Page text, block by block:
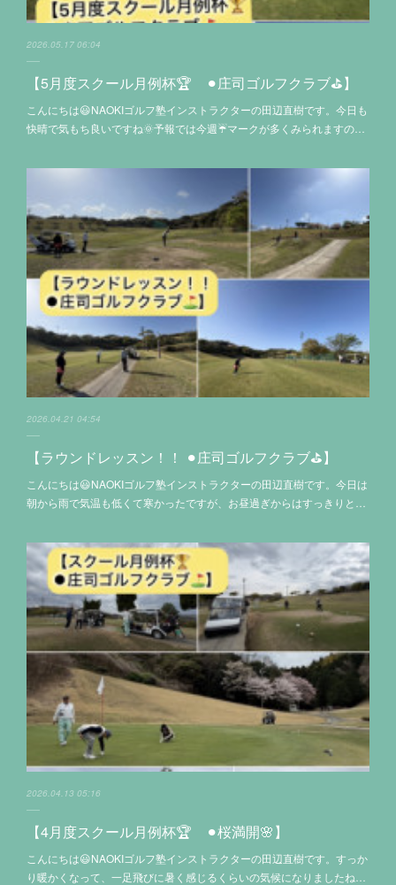
2026.05.17 06:04
【5月度スクール月例杯🏆 ⚫︎庄司ゴルフクラブ⛳️】
こんにちは😃NAOKIゴルフ塾インストラクターの田辺直樹です。今日も
快晴で気もち良いですね🌞予報では今週☔マークが多くみられますの…
2026.04.21 04:54
【ラウンドレッスン！！ ⚫︎庄司ゴルフクラブ⛳️】
こんにちは😃NAOKIゴルフ塾インストラクターの田辺直樹です。今日は
朝から雨で気温も低くて寒かったですが、お昼過ぎからはすっきりと…
2026.04.13 05:16
【4月度スクール月例杯🏆 ⚫︎桜満開🌸】
こんにちは😃NAOKIゴルフ塾インストラクターの田辺直樹です。すっか
り暖かくなって、一足飛びに暑く感じるくらいの気候になりましたね…